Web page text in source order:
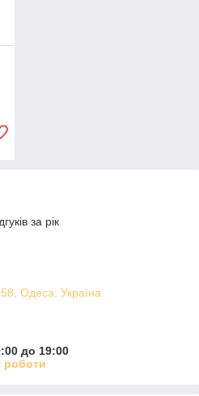
за рік
Одеса, Україна
до 19:00
роботи